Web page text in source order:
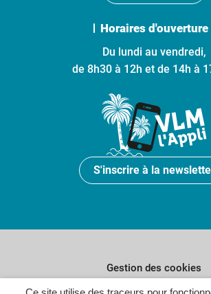
Horaires d'ouverture
Du lundi au vendredi,
de 8h30 à 12h et de 14h à
S'inscrire à la
Gestion des cookies